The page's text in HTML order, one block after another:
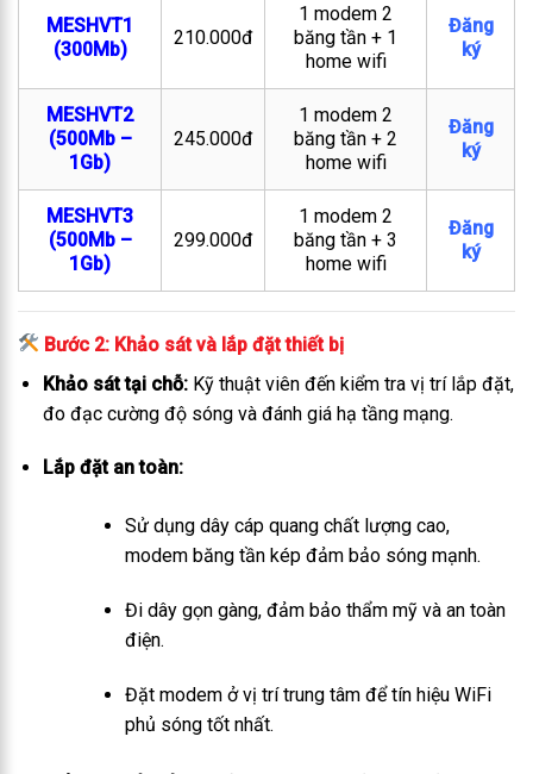
MESHVT1
(300Mb)
210.000đ
1 modem 2
băng tần + 1
home wifi
Đăng
ký
MESHVT2
(500Mb –
1Gb)
245.000đ
1 modem 2
băng tần + 2
home wifi
Đăng
ký
MESHVT3
(500Mb –
1Gb)
299.000đ
1 modem 2
băng tần + 3
home wifi
Đăng
ký
Bước 2: Khảo sát và lắp đặt thiết bị
Khảo sát tại chỗ:Kỹ thuật viên đến kiểm tra vị trí lắp đặt,
đo đạc cường độ sóng và đánh giá hạ tầng mạng.
Lắp đặt an toàn:
Sử dụng dây cáp quang chất lượng cao,
modem băng tần kép đảm bảo sóng mạnh.
Đi dây gọn gàng, đảm bảo thẩm mỹ và an toàn
điện.
Đặt modem ở vị trí trung tâm để tín hiệu WiFi
phủ sóng tốt nhất.